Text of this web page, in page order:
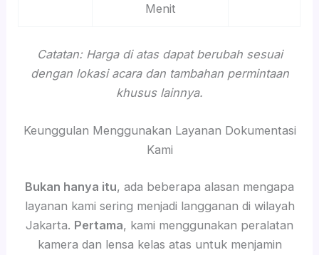
Menit
Catatan: Harga di atas dapat berubah sesuai
dengan lokasi acara dan tambahan permintaan
khusus lainnya.
Keunggulan Menggunakan Layanan Dokumentasi
Kami
Bukan hanya itu, ada beberapa alasan mengapa
layanan kami sering menjadi langganan di wilayah
Jakarta. Pertama, kami menggunakan peralatan
kamera dan lensa kelas atas untuk menjamin